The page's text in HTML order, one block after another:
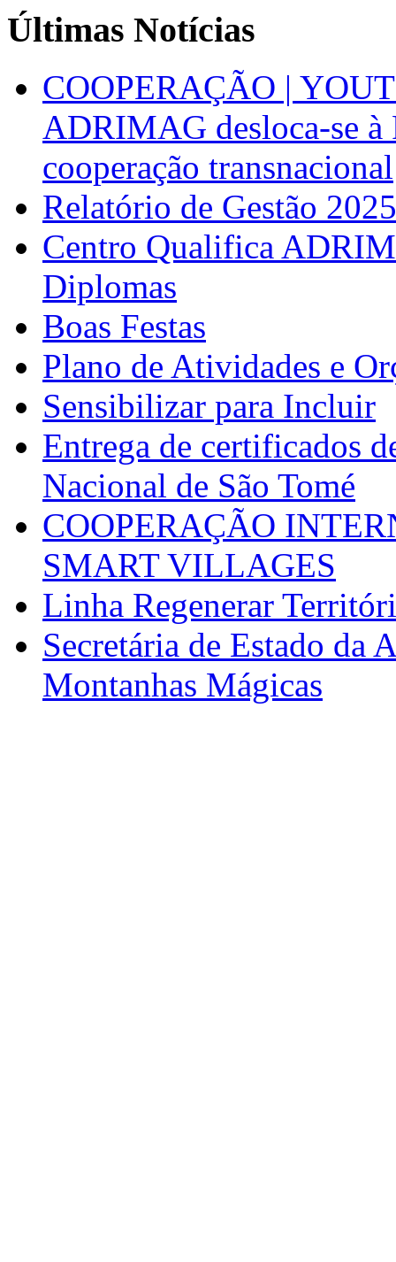
Últimas Notícias
COOPERAÇÃO |
ADRIMAG desloca-se
cooperação transnacional
Relatório de Gestão 2025
Centro Qualifica
Diplomas
Boas Festas
Plano de Atividades e
Sensibilizar para Incluir
Entrega de certificados
Nacional de São Tomé
COOPERAÇÃO
SMART VILLAGES
Linha Regenerar
Secretária de Estado da
Montanhas Mágicas